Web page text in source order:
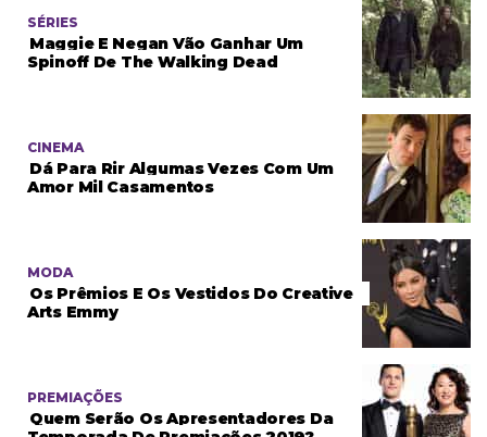
SÉRIES
Maggie E Negan Vão Ganhar Um
Spinoff De The Walking Dead
CINEMA
Dá Para Rir Algumas Vezes Com Um
Amor Mil Casamentos
MODA
Os Prêmios E Os Vestidos Do Creative
Arts Emmy
PREMIAÇÕES
Quem Serão Os Apresentadores Da